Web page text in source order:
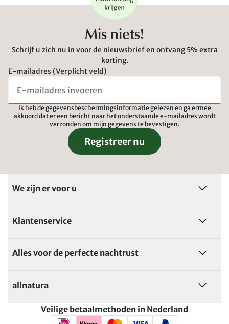
Mis niets!
Schrijf u zich nu in voor de nieuwsbrief en ontvang 5% extra
korting.
E-mailadres (Verplicht veld)
Ik heb de gegevensbeschermingsinformatie gelezen en ga ermee
akkoord dat er een bericht naar het onderstaande e-mailadres wordt
verzonden om mijn gegevens te bevestigen.
Registreer nu
We zijn er voor u
Klantenservice
Alles voor de perfecte nachtrust
allnatura
Veilige betaalmethoden in Nederland